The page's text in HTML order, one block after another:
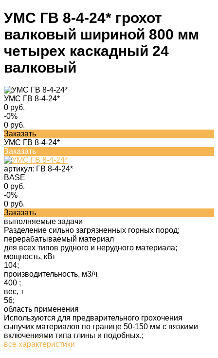
УМС ГВ 8-4-24* грохот
валковый шириной 800 мм
четырех каскадный 24
валковый
УМС ГВ 8-4-24*
0 руб.
-0%
0 руб.
Заказать
УМС ГВ 8-4-24*
Заказать
артикул: ГВ 8-4-24*
BASE
0 руб.
-0%
0 руб.
Заказать
выполняемые задачи
Разделение сильно загрязненных горных пород;
перерабатываемый материал
для всех типов рудного и нерудного материала;
мощность, кВт
104;
производительность, м3/ч
400 ;
вес, т
56;
область применения
Используются для предварительного грохочения
сыпучих материалов по границе 50-150 мм с вязкими
включениями типа глины и подобных.;
все характеристики